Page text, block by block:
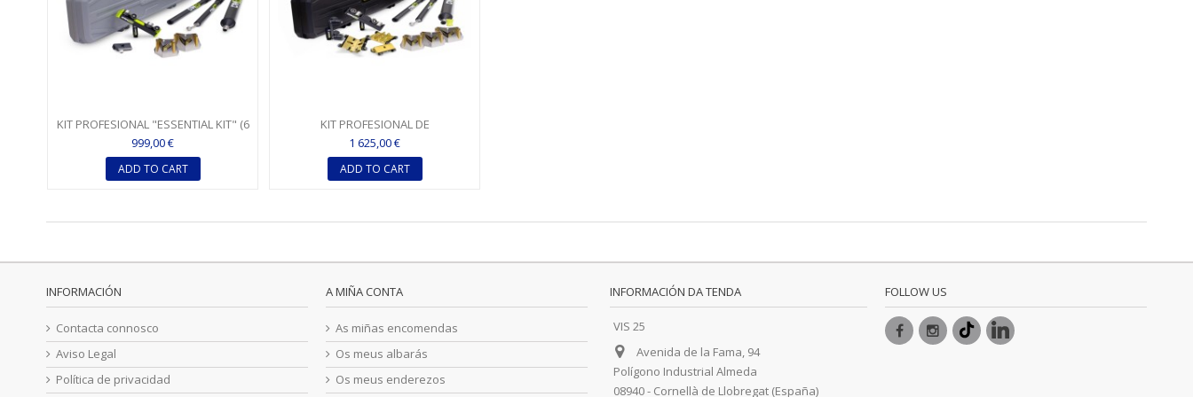
KIT PROFESIONAL "ESSENTIAL KIT" (6
HERRAMIENTAS +...
999,00 €
ADD TO CART
KIT PROFESIONAL DE
HERRAMIENTAS GOLDCOR (12
HERRAMIENTAS...
1 625,00 €
ADD TO CART
INFORMACIÓN
Contacta connosco
Aviso Legal
Política de privacidad
A MIÑA CONTA
As miñas encomendas
Os meus albarás
Os meus enderezos
INFORMACIÓN DA TENDA
VIS 25
Avenida de la Fama, 94
Polígono Industrial Almeda
08940 - Cornellà de Llobregat (España)
FOLLOW US